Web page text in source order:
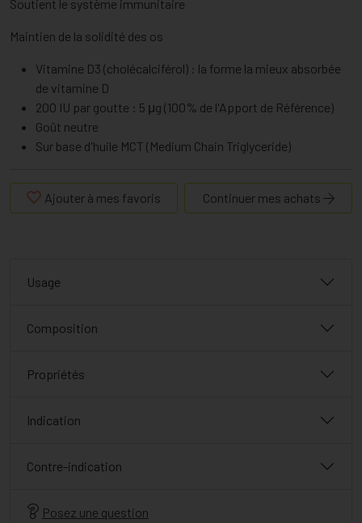
Soutient le système immunitaire
Maintien de la solidité des os
Vitamine D3 (cholécalciférol) : la forme la mieux absorbée
de vitamine D
200 IU par goutte : 5 μg (100% de l'Apport de Référence)
Goût neutre
Sur base d'huile MCT (Medium Chain Triglyceride)
Ajouter à mes favoris Continuer mes achats
Usage
Composition
Propriétés
Indication
Contre-indication
Posez une question